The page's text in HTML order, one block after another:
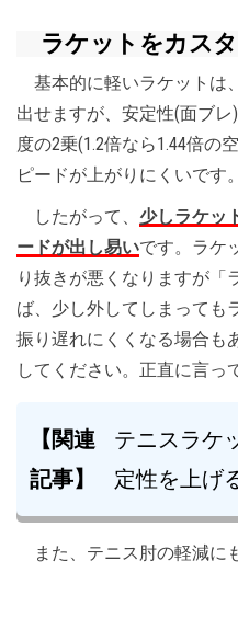
ラケットをカス
基本的に軽いラケットは
出せますが、安定性(面ブ
度の2乗(1.2倍なら1.44倍の
ピードが上がりにくいです。
したがって、 少しラケッ
ードが出し易いです。ラケ
り抜きが悪くなりますが「
ば、少し外してしまっても
振り遅れにくくなる場合も
してください。正直に言っ
【関連
記事】
テニスラケ
定性を上げ
また、テニス肘の軽減に